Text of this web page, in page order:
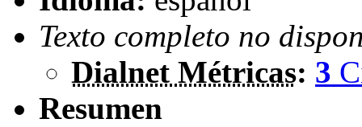
Texto completo no
Dialnet Métricas: 3
Resumen